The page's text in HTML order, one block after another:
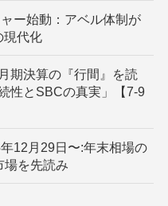
ー始動：アベル体制が
現代化
期決算の『行間』を読
性とSBCの真実」【7-9
12月29日〜:年末相場の
場を先読み